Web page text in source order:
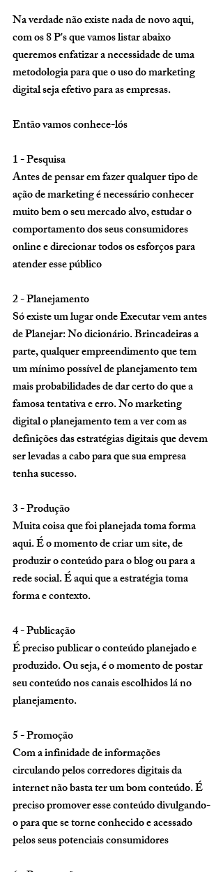
Na verdade não existe nada de novo aqui,
com os 8 P's que vamos listar abaixo
queremos enfatizar a necessidade de uma
metodologia para que o uso do marketing
digital seja efetivo para as empresas.
Então vamos conhece-lós
1 - Pesquisa
Antes de pensar em fazer qualquer tipo de
ação de marketing é necessário conhecer
muito bem o seu mercado alvo, estudar o
comportamento dos seus consumidores
online e direcionar todos os esforços para
atender esse público
2 - Planejamento
Só existe um lugar onde Executar vem antes
de Planejar: No dicionário. Brincadeiras a
parte, qualquer empreendimento que tem
um mínimo possível de planejamento tem
mais probabilidades de dar certo do que a
famosa tentativa e erro. No marketing
digital o planejamento tem a ver com as
definições das estratégias digitais que devem
ser levadas a cabo para que sua empresa
tenha sucesso.
3 - Produção
Muita coisa que foi planejada toma forma
aqui. É o momento de criar um site, de
produzir o conteúdo para o blog ou para a
rede social. É aqui que a estratégia toma
forma e contexto.
4 - Publicação
É preciso publicar o conteúdo planejado e
produzido. Ou seja, é o momento de postar
seu conteúdo nos canais escolhidos lá no
planejamento.
5 - Promoção
Com a infinidade de informações
circulando pelos corredores digitais da
internet não basta ter um bom conteúdo. É
preciso promover esse conteúdo divulgando-
o para que se torne conhecido e acessado
pelos seus potenciais consumidores